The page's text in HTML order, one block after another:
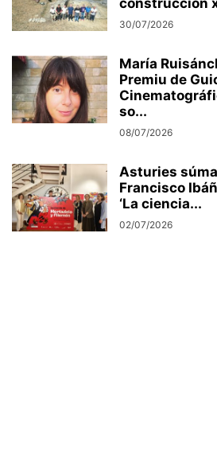
construcción
30/07/2026
María
Premiu de
so...
08/07/2026
Asturies
Francisco
‘La ciencia...
02/07/2026